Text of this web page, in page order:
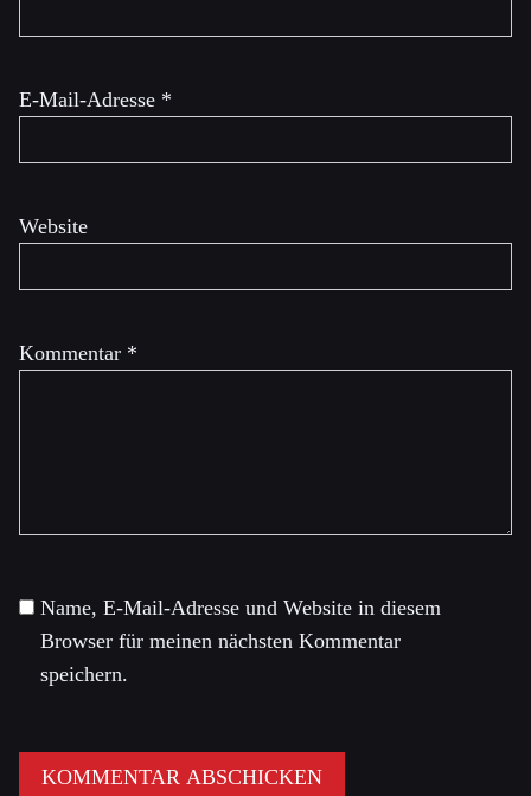
Kommentar *
E-Mail-Adresse *
Website
Name, E-Mail-Adresse und Website in diesem
Browser für meinen nächsten Kommentar
speichern.